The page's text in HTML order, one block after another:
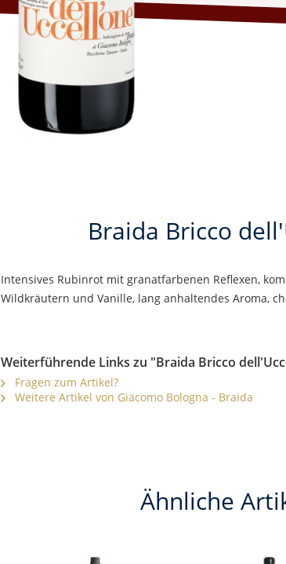
Braida Bricco
Intensives Rubinrot mit granatfarbenen Reflexen,
Wildkräutern und Vanille, lang anhaltendes Aroma,
Weiterführende Links zu "Braida Bricco
Fragen zum Artikel?
Weitere Artikel von Giacomo Bologna - Braida
Ähnliche